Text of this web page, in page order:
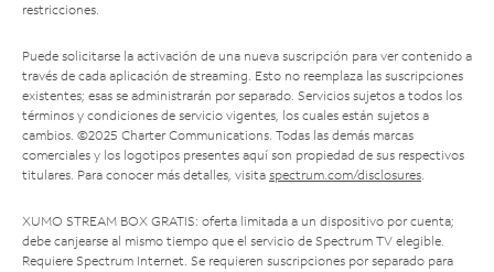
restricciones.
Puede solicitarse la activación de una nueva suscripción para ver contenido a
través de cada aplicación de streaming. Esto no reemplaza las suscripciones
existentes; esas se administrarán por separado. Servicios sujetos a todos los
términos y condiciones de servicio vigentes, los cuales están sujetos a
cambios. ©2025 Charter Communications. Todas las demás marcas
comerciales y los logotipos presentes aquí son propiedad de sus respectivos
titulares. Para conocer más detalles, visita spectrum.com/disclosures.
XUMO STREAM BOX GRATIS: oferta limitada a un dispositivo por cuenta;
debe canjearse al mismo tiempo que el servicio de Spectrum TV elegible.
Requiere Spectrum Internet. Se requieren suscripciones por separado para